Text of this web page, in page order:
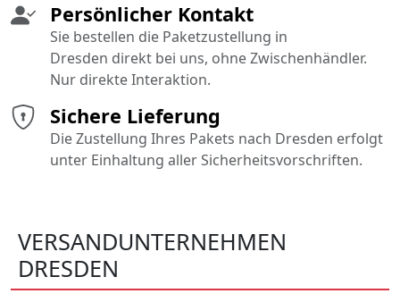
Sichere Lieferung
Die Zustellung Ihres Pakets nach Dresden erfolgt
unter Einhaltung aller Sicherheitsvorschriften.
Persönlicher Kontakt
Sie bestellen die Paketzustellung in
Dresden direkt bei uns, ohne Zwischenhändler.
Nur direkte Interaktion.
VERSANDUNTERNEHMEN
DRESDEN